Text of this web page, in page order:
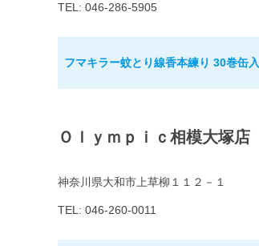
TEL: 046-286-5905
フマキラー蚊とり線香本練り 30巻缶入
Ｏｌｙｍｐｉｃ相模大塚店
神奈川県大和市上草柳１１２－１
TEL: 046-260-0011